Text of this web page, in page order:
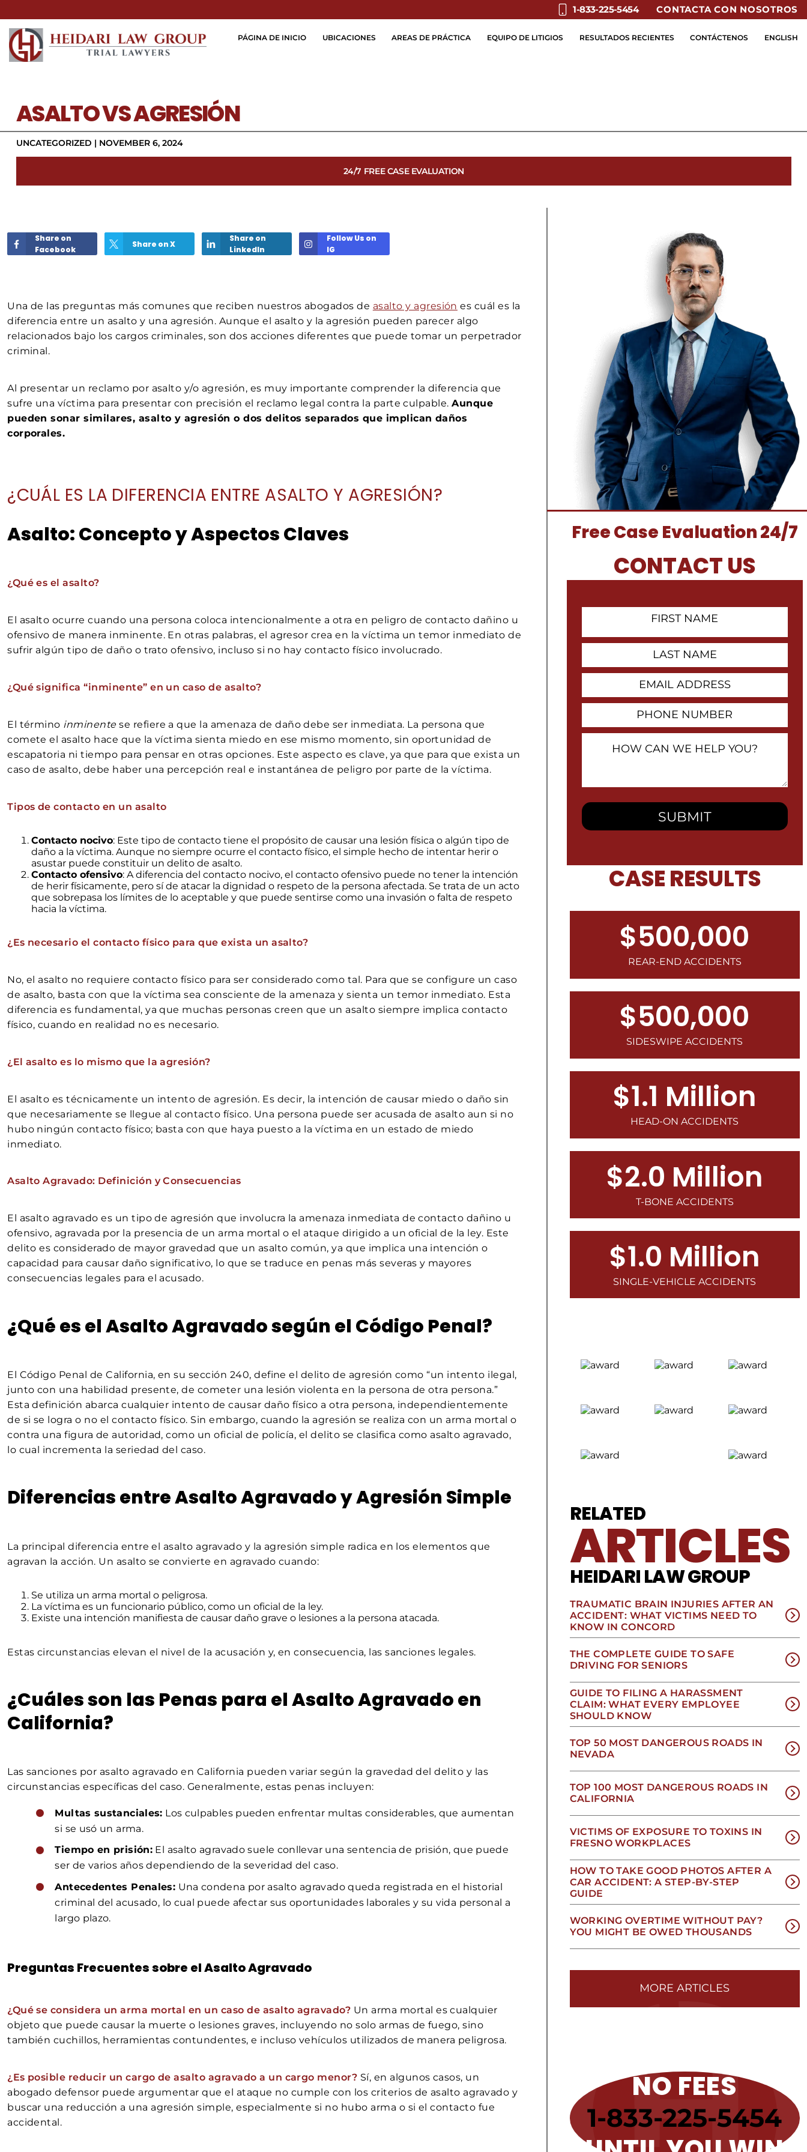
1-833-225-5454 CONTACTA CON NOSOTROS
ENGLISH
PÁGINA DE INICIO UBICACIONES AREAS DE PRÁCTICA EQUIPO DE LITIGIOS RESULTADOS RECIENTES CONTÁCTENOS
ASALTO VS AGRESIÓN
UNCATEGORIZED | NOVEMBER 6, 2024
24/7 FREE CASE EVALUATION
Share on
Facebook
Share on X
Share on
LinkedIn
Follow Us on
IG
Una de las preguntas más comunes que reciben nuestros abogados de asalto y agresión es cuál es la
diferencia entre un asalto y una agresión. Aunque el asalto y la agresión pueden parecer algo
relacionados bajo los cargos criminales, son dos acciones diferentes que puede tomar un perpetrador
criminal.
Al presentar un reclamo por asalto y/o agresión, es muy importante comprender la diferencia que
sufre una víctima para presentar con precisión el reclamo legal contra la parte culpable.Aunque
pueden sonar similares, asalto y agresión o dos delitos separados que implican daños
corporales.
¿CUÁL ES LA DIFERENCIA ENTRE ASALTO Y AGRESIÓN?
Asalto: Concepto y Aspectos Claves
¿Qué es el asalto?
El asalto ocurre cuando una persona coloca intencionalmente a otra en peligro de contacto dañino u
ofensivo de manera inminente. En otras palabras, el agresor crea en la víctima un temor inmediato de
sufrir algún tipo de daño o trato ofensivo, incluso si no hay contacto físico involucrado.
¿Qué significa “inminente” en un caso de asalto?
El término inminentese refiere a que la amenaza de daño debe ser inmediata. La persona que
comete el asalto hace que la víctima sienta miedo en ese mismo momento, sin oportunidad de
escapatoria ni tiempo para pensar en otras opciones. Este aspecto es clave, ya que para que exista un
caso de asalto, debe haber una percepción real e instantánea de peligro por parte de la víctima.
Tipos de contacto en un asalto
Contacto nocivo: Este tipo de contacto tiene el propósito de causar una lesión física o algún tipo de
daño a la víctima. Aunque no siempre ocurre el contacto físico, el simple hecho de intentar herir o
asustar puede constituir un delito de asalto.
Contacto ofensivo: A diferencia del contacto nocivo, el contacto ofensivo puede no tener la intención
de herir físicamente, pero sí de atacar la dignidad o respeto de la persona afectada. Se trata de un acto
que sobrepasa los límites de lo aceptable y que puede sentirse como una invasión o falta de respeto
hacia la víctima.
¿Es necesario el contacto físico para que exista un asalto?
No, el asalto no requiere contacto físico para ser considerado como tal. Para que se configure un caso
de asalto, basta con que la víctima sea consciente de la amenaza y sienta un temor inmediato. Esta
diferencia es fundamental, ya que muchas personas creen que un asalto siempre implica contacto
físico, cuando en realidad no es necesario.
¿El asalto es lo mismo que la agresión?
El asalto es técnicamente un intento de agresión. Es decir, la intención de causar miedo o daño sin
que necesariamente se llegue al contacto físico. Una persona puede ser acusada de asalto aun si no
hubo ningún contacto físico; basta con que haya puesto a la víctima en un estado de miedo
inmediato.
Asalto Agravado: Definición y Consecuencias
El asalto agravado es un tipo de agresión que involucra la amenaza inmediata de contacto dañino u
ofensivo, agravada por la presencia de un arma mortal o el ataque dirigido a un oficial de la ley. Este
delito es considerado de mayor gravedad que un asalto común, ya que implica una intención o
capacidad para causar daño significativo, lo que se traduce en penas más severas y mayores
consecuencias legales para el acusado.
¿Qué es el Asalto Agravado según el Código Penal?
El Código Penal de California, en su sección 240, define el delito de agresión como “un intento ilegal,
junto con una habilidad presente, de cometer una lesión violenta en la persona de otra persona.”
Esta definición abarca cualquier intento de causar daño físico a otra persona, independientemente
de si se logra o no el contacto físico. Sin embargo, cuando la agresión se realiza con un arma mortal o
contra una figura de autoridad, como un oficial de policía, el delito se clasifica como asalto agravado,
lo cual incrementa la seriedad del caso.
Diferencias entre Asalto Agravado y Agresión Simple
La principal diferencia entre el asalto agravado y la agresión simple radica en los elementos que
agravan la acción. Un asalto se convierte en agravado cuando:
Se utiliza un arma mortal o peligrosa.
La víctima es un funcionario público, como un oficial de la ley.
Existe una intención manifiesta de causar daño grave o lesiones a la persona atacada.
Estas circunstancias elevan el nivel de la acusación y, en consecuencia, las sanciones legales.
¿Cuáles son las Penas para el Asalto Agravado en
California?
Las sanciones por asalto agravado en California pueden variar según la gravedad del delito y las
circunstancias específicas del caso. Generalmente, estas penas incluyen:
Multas sustanciales: Los culpables pueden enfrentar multas considerables, que aumentan
si se usó un arma.
Tiempo en prisión: El asalto agravado suele conllevar una sentencia de prisión, que puede
ser de varios años dependiendo de la severidad del caso.
Antecedentes Penales: Una condena por asalto agravado queda registrada en el historial
criminal del acusado, lo cual puede afectar sus oportunidades laborales y su vida personal a
largo plazo.
Preguntas Frecuentes sobre el Asalto Agravado
¿Qué se considera un arma mortal en un caso de asalto agravado? Un arma mortal es cualquier
objeto que puede causar la muerte o lesiones graves, incluyendo no solo armas de fuego, sino
también cuchillos, herramientas contundentes, e incluso vehículos utilizados de manera peligrosa.
¿Es posible reducir un cargo de asalto agravado a un cargo menor? Sí, en algunos casos, un
abogado defensor puede argumentar que el ataque no cumple con los criterios de asalto agravado y
buscar una reducción a una agresión simple, especialmente si no hubo arma o si el contacto fue
accidental.
Free Case Evaluation 24/7
CONTACT US
Contact
You?
CASE RESULTS
$500,000
REAR-END ACCIDENTS
$500,000
SIDESWIPE ACCIDENTS
$1.1 Million
HEAD-ON ACCIDENTS
$2.0 Million
T-BONE ACCIDENTS
$1.0 Million
SINGLE-VEHICLE ACCIDENTS
RELATED
ARTICLES
HEIDARI LAW GROUP
TRAUMATIC BRAIN INJURIES AFTER AN
ACCIDENT: WHAT VICTIMS NEED TO
KNOW IN CONCORD
THE COMPLETE GUIDE TO SAFE
DRIVING FOR SENIORS
GUIDE TO FILING A HARASSMENT
CLAIM: WHAT EVERY EMPLOYEE
SHOULD KNOW
TOP 50 MOST DANGEROUS ROADS IN
NEVADA
TOP 100 MOST DANGEROUS ROADS IN
CALIFORNIA
VICTIMS OF EXPOSURE TO TOXINS IN
FRESNO WORKPLACES
HOW TO TAKE GOOD PHOTOS AFTER A
CAR ACCIDENT: A STEP-BY-STEP
GUIDE
WORKING OVERTIME WITHOUT PAY?
YOU MIGHT BE OWED THOUSANDS
MORE ARTICLES
NO FEES
1-833-225-5454